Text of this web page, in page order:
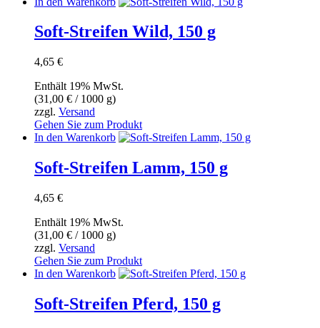
Soft-Streifen Wild, 150 g
4,65 €
Enthält 19% MwSt.
(31,00 € / 1000 g)
zzgl. Versand
Gehen Sie zum Produkt
In den Warenkorb
Soft-Streifen Lamm, 150 g
4,65 €
Enthält 19% MwSt.
(31,00 € / 1000 g)
zzgl. Versand
Gehen Sie zum Produkt
In den Warenkorb
Soft-Streifen Pferd, 150 g